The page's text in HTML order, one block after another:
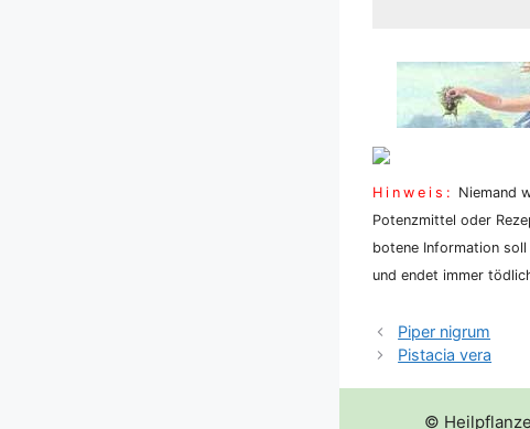
Hin­weis: Nie­mand
Potenz­mit­tel oder
bo­te­ne Infor­ma­ti­on
und endet immer
Piper nigrum
Pistacia vera
©